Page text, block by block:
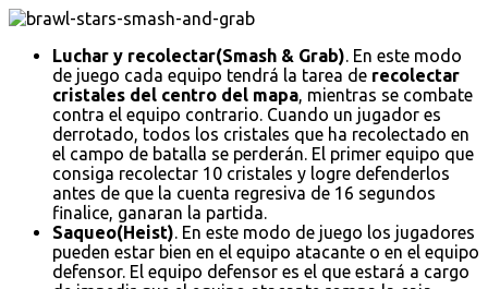
Luchar y recolectar(Smash & Grab). En este modo
de juego cada equipo tendrá la tarea de recolectar
cristales del centro del mapa, mientras se combate
contra el equipo contrario. Cuando un jugador es
derrotado, todos los cristales que ha recolectado en
el campo de batalla se perderán. El primer equipo que
consiga recolectar 10 cristales y logre defenderlos
antes de que la cuenta regresiva de 16 segundos
finalice, ganaran la partida.
Saqueo(Heist). En este modo de juego los jugadores
pueden estar bien en el equipo atacante o en el equipo
defensor. El equipo defensor es el que estará a cargo